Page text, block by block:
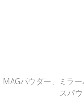
MAGパウダー、ミラ
スパ